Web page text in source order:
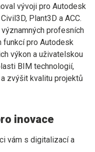
vývoji pro Autodesk
Plant3D a ACC.
profesních
funkcí pro Autodesk
výkon a uživatelskou
BIM technologií,
zvýšit kvalitu projektů
inovace
vám s digitalizací a